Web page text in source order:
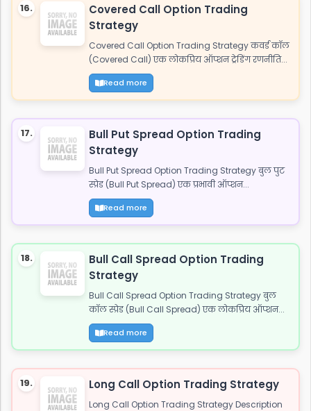
16.
Covered Call Option Trading
Strategy
Covered Call Option Trading Strategy कवर्ड कॉल
(Covered Call) एक लोकप्रिय ऑप्शन ट्रेडिंग रणनीति...
Read more
17.
Bull Put Spread Option Trading
Strategy
Bull Put Spread Option Trading Strategy बुल पुट
स्प्रेड (Bull Put Spread) एक प्रभावी ऑप्शन...
Read more
18.
Bull Call Spread Option Trading
Strategy
Bull Call Spread Option Trading Strategy बुल
कॉल स्प्रेड (Bull Call Spread) एक लोकप्रिय ऑप्शन...
Read more
19. Long Call Option Trading Strategy
Long Call Option Trading Strategy Description